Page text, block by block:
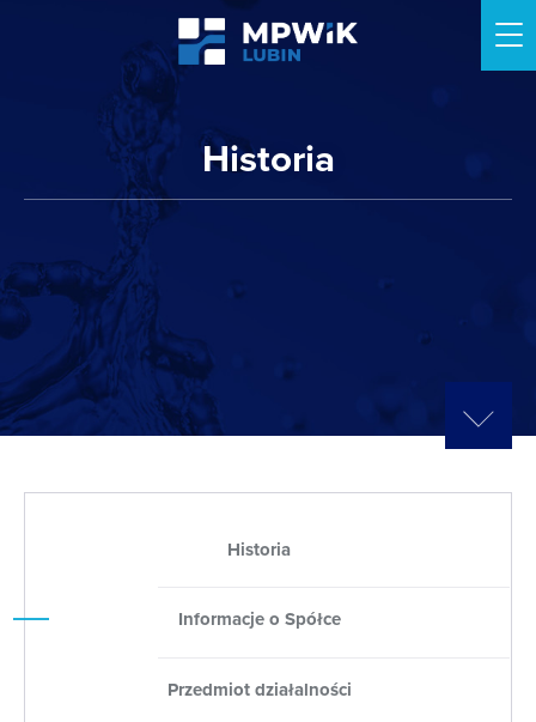
Historia
Historia
Informacje o Spółce
Przedmiot działalności